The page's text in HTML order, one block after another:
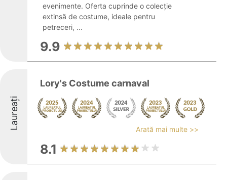
evenimente. Oferta cuprinde o colecție
extinsă de costume, ideale pentru
petreceri, ...
9.9
Laureați
Lory's Costume carnaval
Arată mai multe >>
8.1